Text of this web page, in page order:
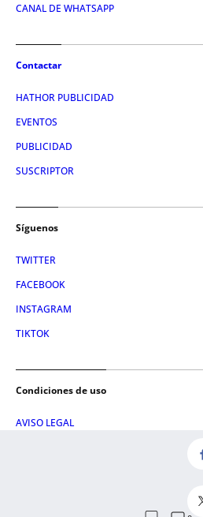
CANAL DE WHATSAPP
Contactar
HATHOR PUBLICIDAD
EVENTOS
PUBLICIDAD
SUSCRIPTOR
Síguenos
TWITTER
FACEBOOK
INSTAGRAM
TIKTOK
Condiciones de uso
AVISO LEGAL